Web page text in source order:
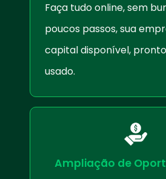
Faça tudo online, sem
poucos passos, sua
capital disponível,
usado.
Ampliação de